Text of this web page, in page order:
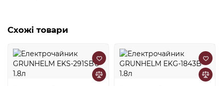
Схожі товари